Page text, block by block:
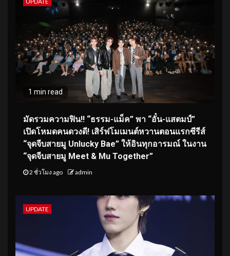
1 min read
มัดรวมความฟิน!! “ธรรม-แม็ค” พา “อั๋น-แสตมป์”
เปิดโหมดคนดวงดี! เสิร์ฟโมเมนต์หวานตอนแรกซีรีส์
“จุดจีบสายมู Unlucky Bae” ให้อินทุกอารมณ์ ในงาน
“จุดจีบสายมู Meet & Mu Together”
2 ชั่วโมง ago admin
UPDATE